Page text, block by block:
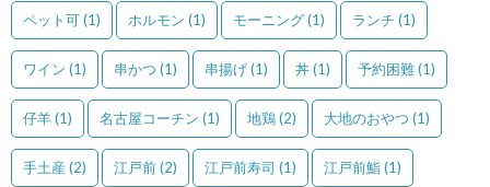
ペット可(1) ホルモン (1) モーニング(1) ランチ (1)
ワイン (1) 串かつ (1) 串揚げ(1) 丼(1) 予約困難(1)
仔羊(1) 名古屋コーチン (1) 地鶏(2) 大地のおやつ (1)
手土産 (2) 江戸前(2) 江戸前寿司 (1) 江戸前鮨(1)